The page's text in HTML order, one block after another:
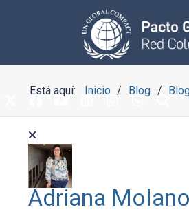
Está aquí: Inicio Blog
Adriana